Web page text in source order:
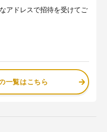
アドレスで招待を受けてご
一覧はこちら